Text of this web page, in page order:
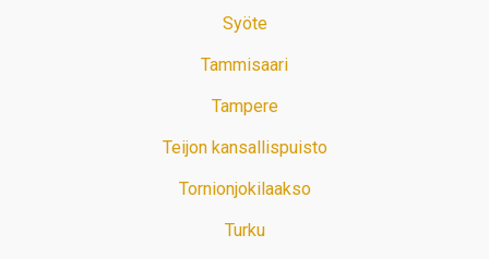
Syöte
Tammisaari
Tampere
Teijon kansallispuisto
Tornionjokilaakso
Turku